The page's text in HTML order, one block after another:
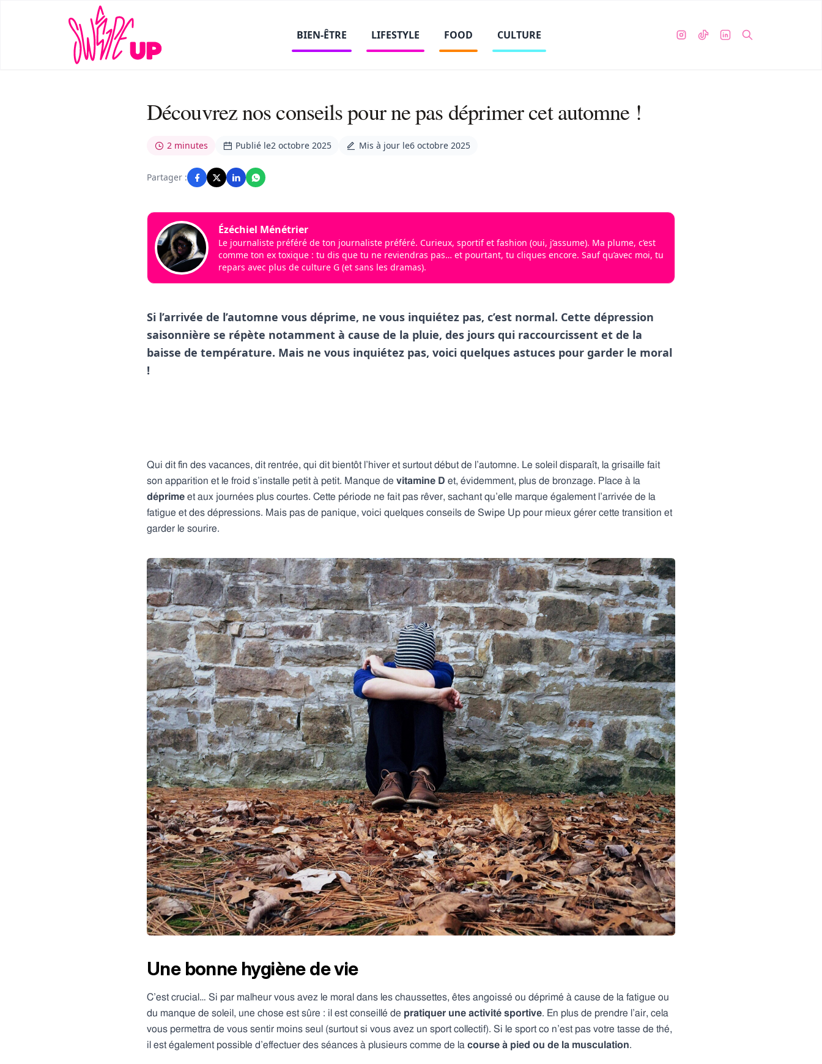
BIEN-ÊTRE LIFESTYLE FOOD CULTURE
Découvrez nos conseils pour ne pas déprimer cet automne !
2 minutes Publié le2 octobre 2025 Mis à jour le6 octobre 2025
Partager :
Ézéchiel Ménétrier
Le journaliste préféré de ton journaliste préféré. Curieux, sportif et fashion (oui, j’assume). Ma plume, c’est
comme ton ex toxique : tu dis que tu ne reviendras pas… et pourtant, tu cliques encore. Sauf qu’avec moi, tu
repars avec plus de culture G (et sans les dramas).
Si l’arrivée de l’automne vous déprime, ne vous inquiétez pas, c’est normal. Cette dépression
saisonnière se répète notamment à cause de la pluie, des jours qui raccourcissent et de la
baisse de température. Mais ne vous inquiétez pas, voici quelques astuces pour garder le moral
!
Qui dit fin des vacances, dit rentrée, qui dit bientôt l’hiver et surtout début de l’automne. Le soleil disparaît, la grisaille fait
son apparition et le froid s’installe petit à petit. Manque de vitamine D et, évidemment, plus de bronzage. Place à la
déprime et aux journées plus courtes. Cette période ne fait pas rêver, sachant qu’elle marque également l’arrivée de la
fatigue et des dépressions. Mais pas de panique, voici quelques conseils de Swipe Up pour mieux gérer cette transition et
garder le sourire.
Une bonne hygiène de vie
C’est crucial… Si par malheur vous avez le moral dans les chaussettes, êtes angoissé ou déprimé à cause de la fatigue ou
du manque de soleil, une chose est sûre : il est conseillé de pratiquer une activité sportive. En plus de prendre l’air, cela
vous permettra de vous sentir moins seul (surtout si vous avez un sport collectif). Si le sport co n’est pas votre tasse de thé,
il est également possible d’effectuer des séances à plusieurs comme de la course à pied ou de la musculation.